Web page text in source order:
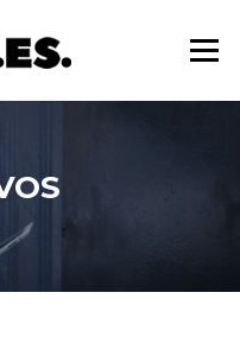
Menú